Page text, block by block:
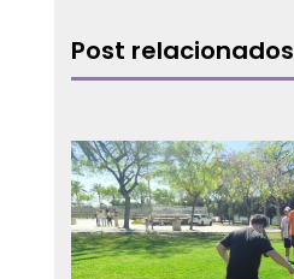
Post relacionados